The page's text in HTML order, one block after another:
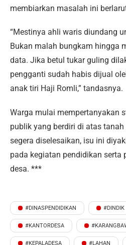
membiarkan masalah ini
“Mestinya ahli waris diundang
Bukan malah bungkam hingga
data. Jika betul tukar guling
pengganti sudah habis dijual
anak tiri Haji Romli,” tandasnya.
Warga mulai mempertanyakan
publik yang berdiri di atas
segera diselesaikan, isu ini
pada kegiatan pendidikan serta
desa. ***
#DINASPENDIDIKAN #DINDIK
#KANTORDESA
#KEPALADESA #LAHAN